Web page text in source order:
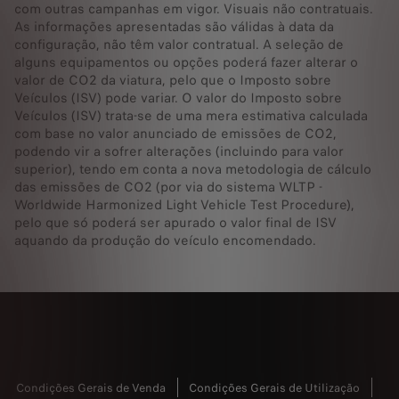
com outras campanhas em vigor. Visuais não contratuais.
As informações apresentadas são válidas à data da
configuração, não têm valor contratual. A seleção de
alguns equipamentos ou opções poderá fazer alterar o
valor de CO2 da viatura, pelo que o Imposto sobre
Veículos (ISV) pode variar. O valor do Imposto sobre
Veículos (ISV) trata-se de uma mera estimativa calculada
com base no valor anunciado de emissões de CO2,
podendo vir a sofrer alterações (incluindo para valor
superior), tendo em conta a nova metodologia de cálculo
das emissões de CO2 (por via do sistema WLTP -
Worldwide Harmonized Light Vehicle Test Procedure),
pelo que só poderá ser apurado o valor final de ISV
aquando da produção do veículo encomendado.
Condições Gerais de Venda Condições Gerais de Utilização